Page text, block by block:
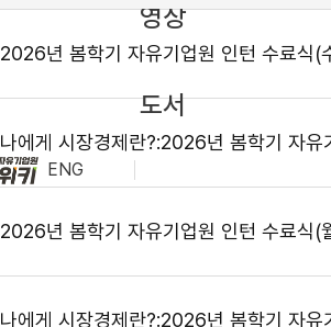
영상
도서
ENG
2026년 봄학기 자유기업원 인턴 수료식(
나에게 시장경제란?:2026년 봄학기 자유
2026년 봄학기 자유기업원 인턴 수료식(
나에게 시장경제란?:2026년 봄학기 자유